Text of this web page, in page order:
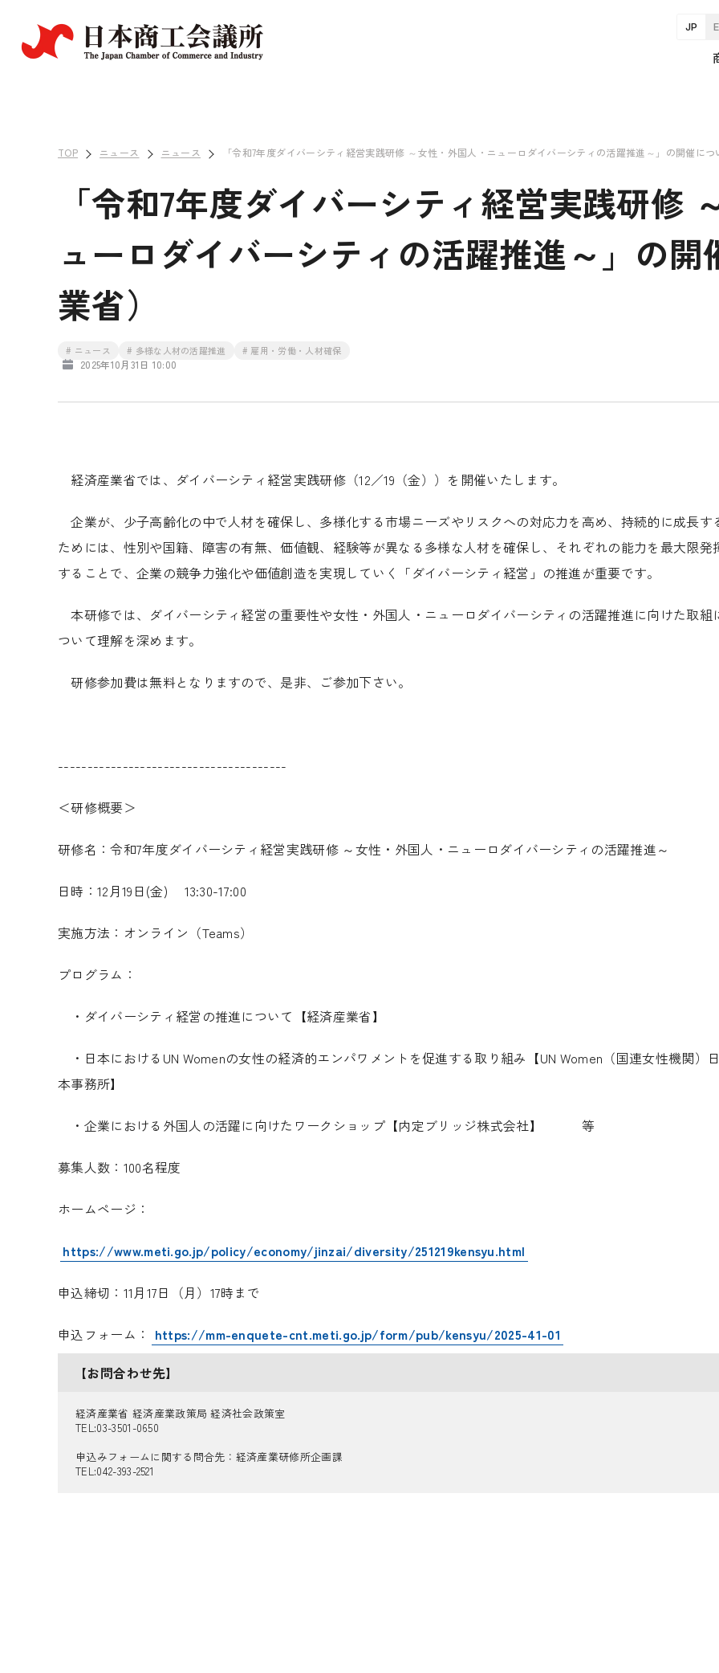
JP
TOP ニュース ニュース 「令和7年度ダイバーシティ経営実践研修 ～女性・外国人・ニューロダイバーシティの活躍推進～」の開催につ
「令和7年度ダイバーシティ経営実践研修
ューロダイバーシティの活躍推進～」の
業省）
# ニュース # 多様な人材の活躍推進 # 雇用・労働・人材確保
2025年10月31日 10:00
経済産業省では、ダイバーシティ経営実践研修（12／19 （金））を開催いたします。
企業が、少子高齢化の中で人材を確保し、多様化する市場ニーズやリスクへの対応力を高め、持続的に成長す
ためには、性別や国籍、障害の有無、価値観、経験等が異なる多様な人材を確保し、それぞれの能力を最大限発
することで、企業の競争力強化や価値創造を実現していく「ダイバーシティ経営」の推進が重要です。
本研修では、ダイバーシティ経営の重要性や女性・外国人・ニューロダイバーシティの活躍推進に向けた取組
ついて理解を深めます。
研修参加費は無料となりますので、是非、ご参加下さい。
---------------------------------------
＜研修概要＞
研修名：令和7年度ダイバーシティ経営実践研修 ～女性・外国人・ニューロダイバーシティの活躍推進～
日時： 12月19 日 (金) 13:30-17:00
実施方法：オンライン（Teams）
プログラム：
・ダイバーシティ経営の推進について【経済産業省】
・日本における UN Womenの女性の経済的エンパワメントを促進する取り組み【UN Women （国連女性機関）日
本事務所】
・企業における外国人の活躍に向けたワークショップ【内定ブリッジ株式会社】 等
募集人数： 100名程度
ホームページ：
https://www.meti.go.jp/policy/economy/jinzai/diversity/251219kensyu.html
申込締切： 11月 17日（月） 17時まで
申込フォーム：
https://mm-enquete-cnt.meti.go.jp/form/pub/kensyu/2025-41-01
【お問合わせ先】
経済産業省 経済産業政策局 経済社会政策室
TEL:03-3501-0650
申込みフォームに関する問合先：経済産業研修所企画課
TEL:042-393-2521